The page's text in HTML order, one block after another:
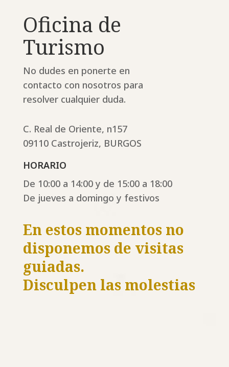
Oficina de
Turismo
No dudes en ponerte en
contacto con nosotros para
resolver cualquier duda.
C. Real de Oriente, n157
09110 Castrojeriz, BURGOS
HORARIO
De 10:00 a 14:00 y de 15:00 a 18:00
De jueves a domingo y festivos
En estos momentos no
disponemos de visitas
guiadas.
Disculpen las molestias